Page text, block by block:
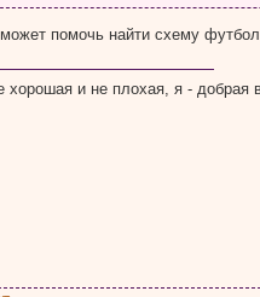
помочь найти схему
хорошая и не плохая, я - добрая